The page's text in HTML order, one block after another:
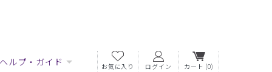
ヘルプ・ガイド お気に入り ログイン カート (0)